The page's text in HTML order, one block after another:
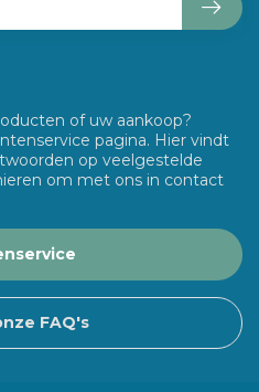
of uw aankoop?
pagina. Hier vindt
op veelgestelde
om met ons in contact
FAQ's